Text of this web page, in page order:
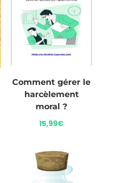
Comment gérer le
harcèlement
moral ?
15,99€